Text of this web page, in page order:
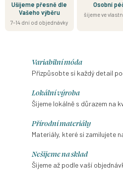
Ušijeme přesně dle
Vašeho výběru
7–14 dní od objednávky
Osobní
šijeme ve
Variabilní móda
Přizpůsobte si každý detail
Lokální výroba
Šijeme lokálně s důrazem na
Přírodní materiály
Materiály, které si zamilujete
Nešijeme na sklad
Šijeme až podle vaší